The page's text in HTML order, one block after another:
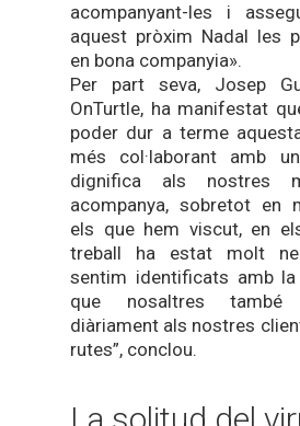
acompanyant-les i
aquest pròxim Nadal les
en bona companyia».
Per part seva, Josep
OnTurtle, ha manifestat
poder dur a terme
més col·laborant amb
dignifica als nostres
acompanya, sobretot en
els que hem viscut, en
treball ha estat molt
sentim identificats amb
que nosaltres també
diàriament als nostres
rutes”, conclou.
La solitud del